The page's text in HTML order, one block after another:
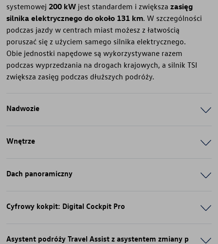
systemowej 200 kW jest standardem i zwiększazasięg
silnika elektrycznego do około 131 km. W szczególności
podczas jazdy w centrach miast możesz z łatwością
poruszać się z użyciem samego silnika elektrycznego.
Obie jednostki napędowe są wykorzystywane razem
podczas wyprzedzania na drogach krajowych, a silnik TSI
zwiększa zasięg podczas dłuższych podróży.
Nadwozie
Wnętrze
Dach panoramiczny
Cyfrowy kokpit: Digital Cockpit Pro
Asystent podróży Travel Assist z asystentem zmiany p